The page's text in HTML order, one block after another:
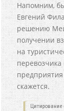
Напомним,
Евгений
решению
получении
на
скажется.
Цитирование